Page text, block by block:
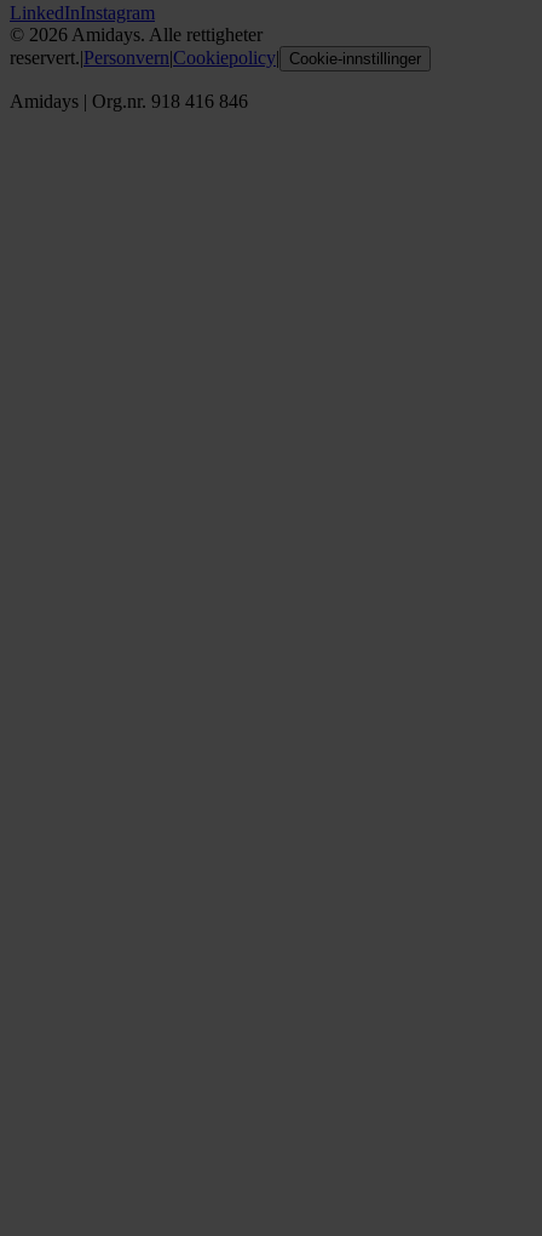
LinkedInInstagram
© 2026 Amidays. Alle rettigheter
reservert.|Personvern|Cookiepolicy| Cookie-innstillinger
Amidays | Org.nr. 918 416 846